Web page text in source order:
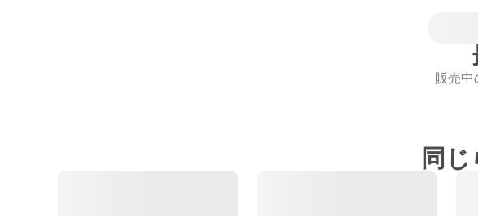
販売中
同